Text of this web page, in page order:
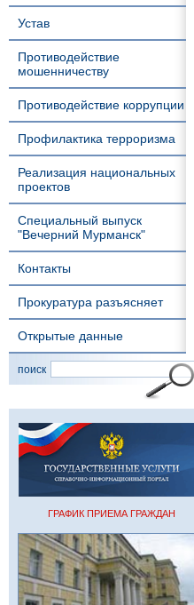
Устав
Противодействие
мошенничеству
Противодействие коррупции
Профилактика терроризма
Реализация национальных
проектов
Специальный выпуск
"Вечерний Мурманск"
Контакты
Прокуратура разъясняет
Открытые данные
поиск
ГРАФИК ПРИЕМА ГРАЖДАН